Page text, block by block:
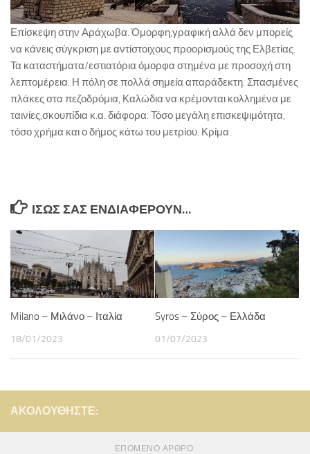
Επίσκεψη στην Αράχωβα. Όμορφη,γραφική αλλά δεν μπορείς
να κάνεις σύγκριση με αντίστοιχους προορισμούς της Ελβετίας.
Τα καταστήματα/εστιατόρια όμορφα στημένα με προσοχή στη
λεπτομέρεια. Η πόλη σε πολλά σημεία απαράδεκτη. Σπασμένες
πλάκες στα πεζοδρόμια, Καλώδια να κρέμονται κολλημένα με
ταινίες,σκουπίδια κ.α. διάφορα. Τόσο μεγάλη επισκεψιμότητα,
τόσο χρήμα και ο δήμος κάτω του μετρίου. Κρίμα.
ΊΣΩΣ ΣΑΣ ΕΝΔΙΑΦΈΡΟΥΝ…
Milano – Μιλάνο – Ιταλία
18/01/2023
Syros – Σύρος – Ελλάδα
01/07/2023
ΑΚΟΛΟΥΘΉΣΤΕ:
ΕΠΌΜΕΝΟ ΆΡΘΡΟ